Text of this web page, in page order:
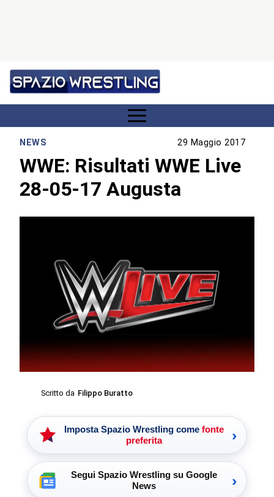
NEWS 29 Maggio 2017
WWE: Risultati WWE Live
28-05-17 Augusta
Scritto da Filippo Buratto
Imposta Spazio Wrestling come fonte
preferita
›
Segui Spazio Wrestling su Google
News
›